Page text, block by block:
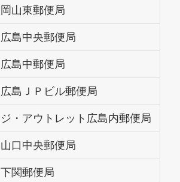
岡山東郵便局
広島中央郵便局
広島中郵便局
広島ＪＰビル郵便局
ジ・アウトレット広島内郵便局
山口中央郵便局
下関郵便局